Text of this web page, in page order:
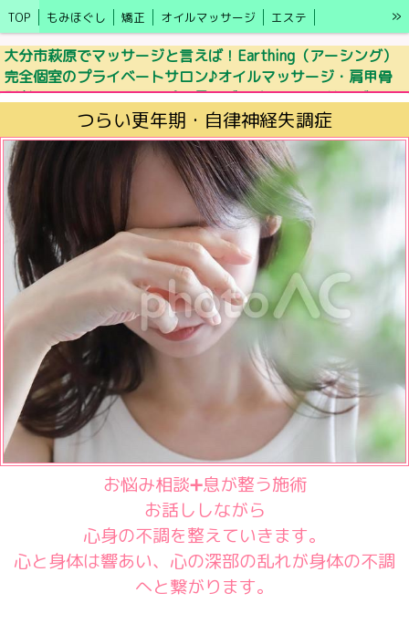
TOP もみほぐし 矯正 オイルマッサージ
エステ
キャンペーン情報
アクセス ブログ 施術の効果
LINE予約
モニター募集
セラピスト 更年期・自律神経の乱れ
»
大分市萩原でマッサージと言えば！Earthing（アーシング）
完全個室のプライベートサロン♪オイルマッサージ・肩甲骨
剥がし・ドライヘッドスパ・足ツボ・オイルマッサージ
つらい更年期・自律神経失調症
お悩み相談➕息が整う施術
お話ししながら
心身の不調を整えていきます。
心と身体は響あい、心の深部の乱れが身体の不調
へと繋がります。